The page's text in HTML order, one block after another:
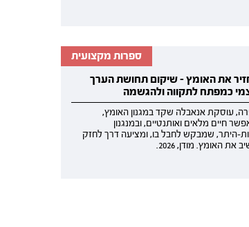
ספרות מקצועית
את האומץ - שיקום תחושת הערך
כמפתח לתקווה ולהגשמה
עוסקת אנאבלה שקד במגנון האומץ,
חיים מלאים ואותנטיים, ובמנגנון
היתר, שמבקש לחבל בו, ומציעה דרך לחזק
את האומץ. מודן, 2026.